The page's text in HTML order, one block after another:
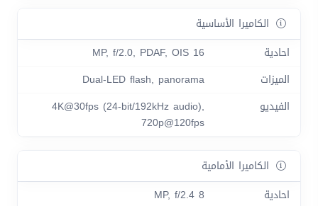
الكاميرا الأساسية
احادية
16 MP, f/2.0, PDAF, OIS
الميزات
Dual-LED flash, panorama
الفيديو
4K@30fps (24-bit/192kHz audio),
720p@120fps
الكاميرا الأمامية
احادية
8 MP, f/2.4